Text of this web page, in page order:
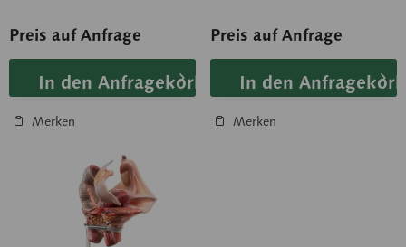
Preis auf Anfrage
In den Anfragekorb
Merken
Preis auf Anfrage
In den Anfragekorb
Merken